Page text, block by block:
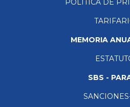
POLITICA DE
MEMORIA
SBS -